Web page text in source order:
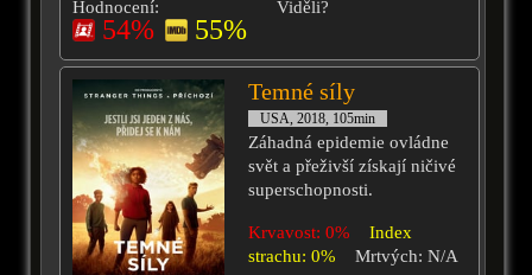
Hodnocení:
54% 55%
Viděli?
Temné síly
USA, 2018, 105min
Záhadná epidemie ovládne
svět a přeživší získají ničivé
superschopnosti.
Krvavost: 0%
Index
strachu: 0%
Mrtvých: N/A